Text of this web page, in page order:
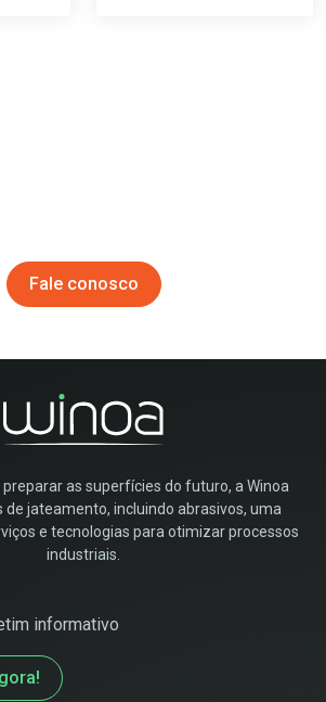
Fale conosco
as superfícies do futuro, a Winoa
de jateamento, incluindo abrasivos, uma
e tecnologias para otimizar processos
industriais.
informativo